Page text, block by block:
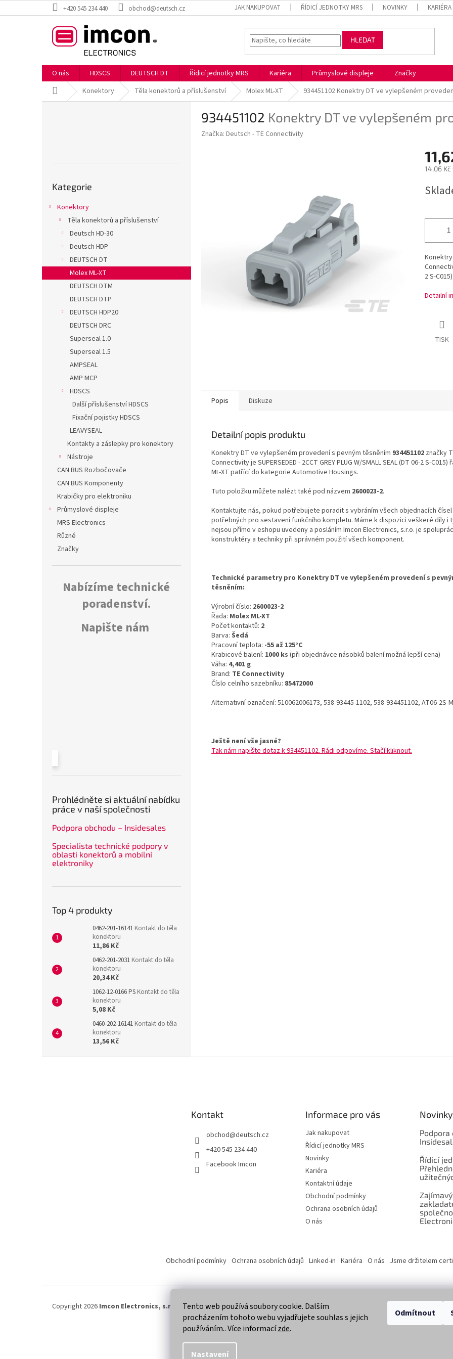
Tento web používá soubory cookie. Dalším
procházením tohoto webu vyjadřujete souhlas s jejich
používáním.. Více informacízde.
Nastavení
Odmítnout
na
+420 545 234 440 obchod@deutsch.cz JAK NAKUPOVAT ŘÍDICÍ JEDNOTKY MRS NOVINKY KARIÉRA
HLEDAT
O nás HDSCS DEUTSCH DT Řídicí jednotky MRS Kariéra Průmyslové displeje
Značky
Domů Konektory Těla konektorů a příslušenství Molex ML-XT 934451102Konektry DT ve vylepšeném
kategorie
Kategorie
Konektory
Těla konektorů a příslušenství
Deutsch HD-30
Deutsch HDP
DEUTSCH DT
Molex ML-XT
DEUTSCH DTM
DEUTSCH DTP
DEUTSCH HDP20
DEUTSCH DRC
Superseal 1.0
Superseal 1.5
AMPSEAL
AMP MCP
HDSCS
Další příslušenství HDSCS
Fixační pojistky HDSCS
LEAVYSEAL
Kontakty a záslepky pro konektory
Nástroje
CAN BUS Rozbočovače
CAN BUS Komponenty
Krabičky pro elektroniku
Průmyslové displeje
MRS Electronics
Různé
Značky
Nabízíme technické
poradenství.
Napište nám
Prohlédněte si aktuální nabídku
práce v naší společnosti
Podpora obchodu – Insidesales
Specialista technické podpory v
oblasti konektorů a mobilní
elektroniky
Top 4 produkty
0462-201-16141 Kontakt do těla
konektoru
11,86 Kč
0462-201-2031 Kontakt do těla
konektoru
20,34 Kč
1062-12-0166 PS Kontakt do těla
konektoru
5,08 Kč
0460-202-16141 Kontakt do těla
konektoru
13,56 Kč
934451102 Konektry DT ve vylepšeném
Značka: Deutsch - TE Connectivity
14,06 Kč
cena:
2 S-
Detailní
TISK
Popis Diskuze
Detailní popis produktu
Konektry DT ve vylepšeném provedení s pevným těsněním 934451102 značky
Connectivity je SUPERSEDED - 2CCT GREY PLUG W/SMALL SEAL (DT 06-2 S-
ML-XT patřící do kategorie Automotive Housings.
Tuto položku můžete nalézt také pod názvem 2600023-2.
Kontaktujte nás, pokud potřebujete poradit s vybráním všech objednacích čísel
potřebných pro sestavení funkčního kompletu. Máme k dispozici veškeré díly i
nejsou přímo v eshopu uvedeny a posláním Imcon Electronics, s.r.o. je
konstruktéry a techniky při správném použití všech komponent.
Technické parametry pro Konektry DT ve vylepšeném provedení s
těsněním:
Výrobní číslo: 2600023-2
Řada: Molex ML-XT
Počet kontaktů: 2
Barva: Šedá
Pracovní teplota: -55 až 125°C
Krabicové balení: 1000 ks (při objednávce násobků balení možná lepší cena)
Váha: 4,401 g
Brand: TE Connectivity
Číslo celního sazebníku: 85472000
Alternativní označení: 510062006173, 538-93445-1102, 538-934451102, AT06-2S-
Ještě není vše jasné?
Tak nám napište dotaz k 934451102. Rádi odpovíme. Stačí kliknout.
Kontakt
obchod@deutsch.cz
+420 545 234 440
Facebook Imcon
Informace pro vás
Jak nakupovat
Řídicí jednotky MRS
Novinky
Kariéra
Kontaktní údaje
Obchodní podmínky
Ochrana osobních údajů
O nás
Novinky
Podpora
Řídicí
Obchodní podmínky Ochrana osobních údajů Linked-in Kariéra O nás Jsme držitelem
Copyright 2026 Imcon Electronics, s.r.o. . Všechna práva vyhrazena.